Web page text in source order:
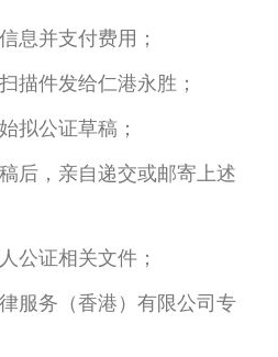
息并支付费用；
描件发给仁港永胜；
拟公证草稿；
后，亲自递交或邮寄上述
公证相关文件；
服务（香港）有限公司专